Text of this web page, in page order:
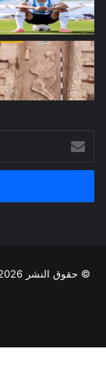
بريدك
الإلكتروني
© حقوق النشر 2026، جميع الحقوق محفوظة |